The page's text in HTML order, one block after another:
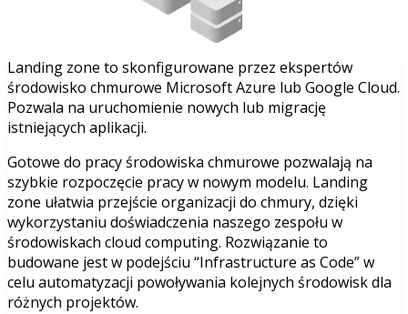
Landing zone to skonfigurowane przez ekspertów
środowisko chmurowe Microsoft Azure lub Google Cloud.
Pozwala na uruchomienie nowych lub migrację
istniejących aplikacji.
Gotowe do pracy środowiska chmurowe pozwalają na
szybkie rozpoczęcie pracy w nowym modelu. Landing
zone ułatwia przejście organizacji do chmury, dzięki
wykorzystaniu doświadczenia naszego zespołu w
środowiskach cloud computing. Rozwiązanie to
budowane jest w podejściu “Infrastructure as Code” w
celu automatyzacji powoływania kolejnych środowisk dla
różnych projektów.